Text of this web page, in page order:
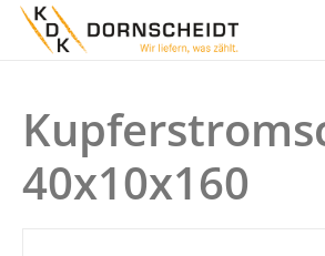
40x10x160